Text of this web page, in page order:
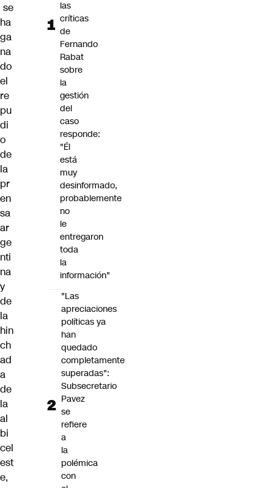
se
ha
ga
na
do
el
re
pu
di
o
de
la
pr
en
sa
ar
ge
nti
na
y
de
la
hin
ch
ad
a
de
la
al
bi
cel
est
e,
las
críticas
de
Fernando
Rabat
sobre
la
gestión
del
caso
responde:
"Él
está
muy
desinformado,
probablemente
no
le
entregaron
toda
la
información"
"Las
apreciaciones
políticas ya
han
quedado
completamente
superadas":
Subsecretario
Pavez
se
refiere
a
la
polémica
con